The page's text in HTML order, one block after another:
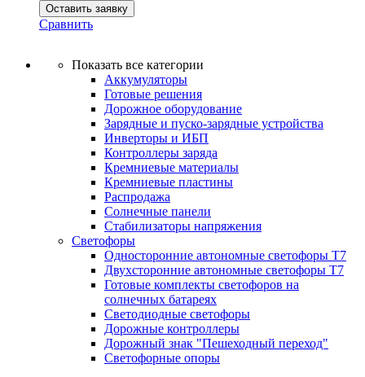
Оставить заявку
Сравнить
Показать все категории
Аккумуляторы
Готовые решения
Дорожное оборудование
Зарядные и пуско-зарядные устройства
Инверторы и ИБП
Контроллеры заряда
Кремниевые материалы
Кремниевые пластины
Распродажа
Солнечные панели
Стабилизаторы напряжения
Светофоры
Односторонние автономные светофоры Т7
Двухсторонние автономные светофоры Т7
Готовые комплекты светофоров на
солнечных батареях
Светодиодные светофоры
Дорожные контроллеры
Дорожный знак "Пешеходный переход"
Светофорные опоры